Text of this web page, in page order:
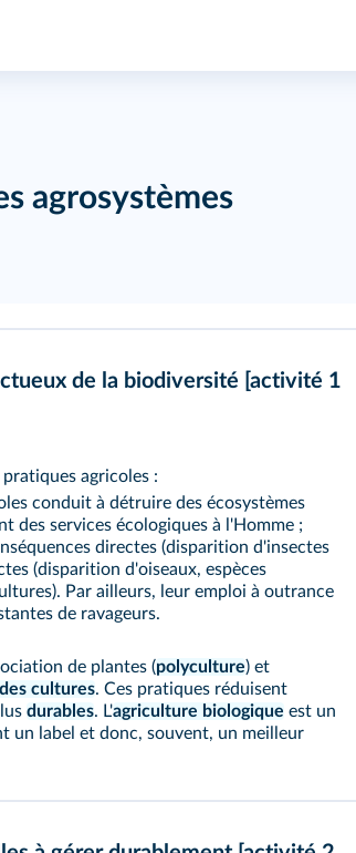
agrosystèmes
de la biodiversité [activité 1
agricoles :
conduit à détruire des écosystèmes
des services écologiques à l'Homme ;
directes (disparition d'insectes
(disparition d'oiseaux, espèces
Par ailleurs, leur emploi à outrance
de ravageurs.
de plantes (polyculture) et
cultures. Ces pratiques réduisent
durables. L'agriculture biologique est un
un label et donc, souvent, un meilleur